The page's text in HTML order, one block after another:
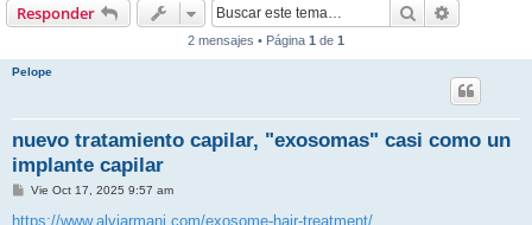
Responder Buscar
2 mensajes • Página 1 de 1
Pelope
nuevo tratamiento capilar, "exosomas" casi como un
implante capilar
M
n
Vie Oct 17, 2025 9:57 am
https://www.alviarmani.com/exosome-hair-treatment/